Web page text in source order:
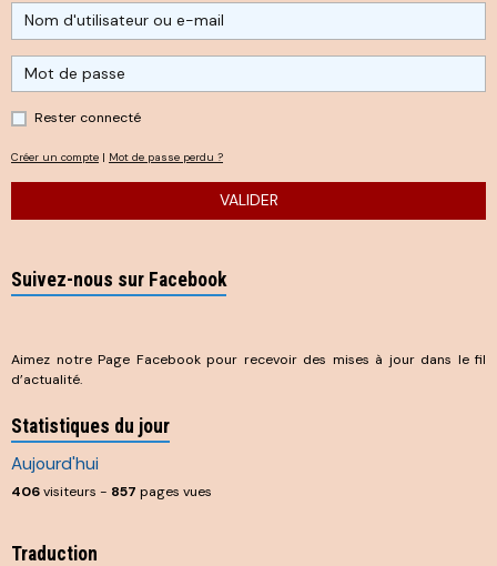
Rester connecté
Créer un compte | Mot de passe perdu ?
VALIDER
Suivez-nous sur Facebook
Aimez notre Page Facebook pour recevoir des mises à jour dans le fil
d’actualité.
Statistiques du jour
Aujourd'hui
406visiteurs - 857 pages vues
Traduction